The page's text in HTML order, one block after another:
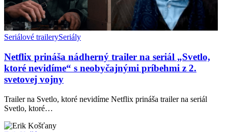
Seriálové trailerySeriály
Netflix prináša nádherný trailer na seriál „Svetlo,
ktoré nevidíme“ s neobyčajnými príbehmi z 2.
svetovej vojny
Trailer na Svetlo, ktoré nevidíme Netflix prináša trailer na seriál
Svetlo, ktoré…